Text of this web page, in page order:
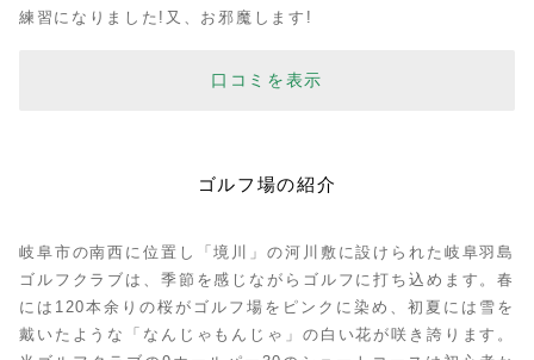
練習になりました!又、お邪魔します!
口コミを表示
ゴルフ場の紹介
岐阜市の南西に位置し「境川」の河川敷に設けられた岐阜羽島
ゴルフクラブは、季節を感じながらゴルフに打ち込めます。春
には120本余りの桜がゴルフ場をピンクに染め、初夏には雪を
戴いたような「なんじゃもんじゃ」の白い花が咲き誇ります。